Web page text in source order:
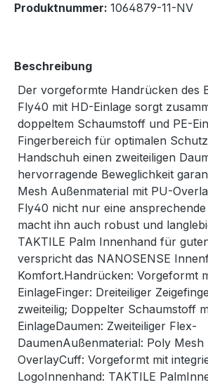
Produktnummer: 1064879-11-NV
Beschreibung
Der vorgeformte Handrücken des
Fly40 mit HD-Einlage sorgt
doppeltem Schaumstoff und PE-
Fingerbereich für optimalen
Handschuh einen zweiteiligen
hervorragende Beweglichkeit
Mesh Außenmaterial mit PU-
Fly40 nicht nur eine
macht ihn auch robust und
TAKTILE Palm Innenhand für
verspricht das NANOSENSE
Komfort.Handrücken: Vorgeformt
EinlageFinger: Dreiteiliger
zweiteilig; Doppelter Schaumstoff
EinlageDaumen: Zweiteiliger Flex-
DaumenAußenmaterial: Poly Mesh
OverlayCuff: Vorgeformt mit
LogoInnenhand: TAKTILE